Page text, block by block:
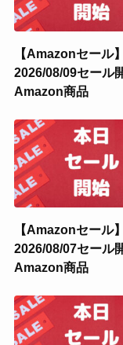
【Amazonセール】
2026/08/09セール
Amazon商品
【Amazonセール】
2026/08/07セール
Amazon商品